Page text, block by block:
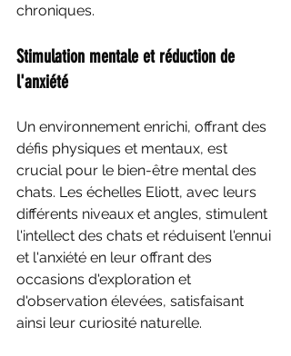
chroniques.
Stimulation mentale et réduction de
l'anxiété
Un environnement enrichi, offrant des
défis physiques et mentaux, est
crucial pour le bien-être mental des
chats. Les échelles Eliott, avec leurs
différents niveaux et angles, stimulent
l'intellect des chats et réduisent l'ennui
et l'anxiété en leur offrant des
occasions d'exploration et
d'observation élevées, satisfaisant
ainsi leur curiosité naturelle.